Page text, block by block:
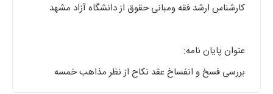
کارشناس ارشد فقه ومبانی حقوق از دانشگاه آزاد مشهد
عنوان پایان نامه:
بررسی فسخ و انفساخ عقد نکاح از نظر مذاهب خمسه